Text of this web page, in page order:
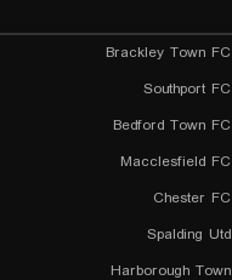
Brackley Town FC
Southport FC
Bedford Town FC
Macclesfield FC
Chester FC
Spalding Utd
Harborough Town